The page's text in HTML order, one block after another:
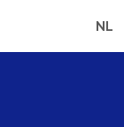
NL